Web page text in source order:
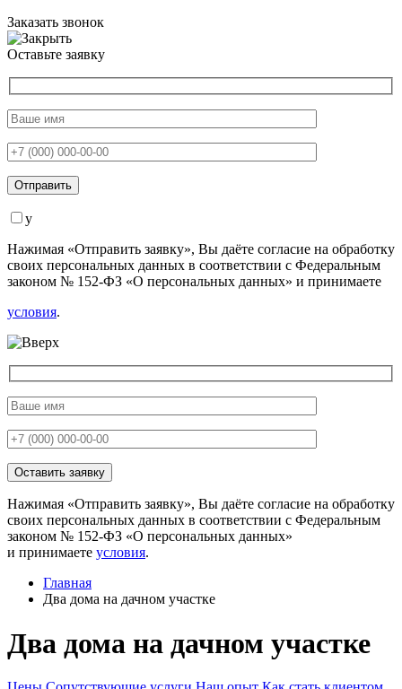
Заказать звонок
Оставьте заявку
y
Нажимая «Отправить заявку», Вы даёте согласие на обработку
своих персональных данных в соответствии с Федеральным
законом № 152-ФЗ «О персональных данных» и принимаете
условия.
Нажимая «Отправить заявку», Вы даёте согласие на обработку
своих персональных данных в соответствии с Федеральным
законом № 152-ФЗ «О персональных данных»
и принимаете условия.
Главная
Два дома на дачном участке
Два дома на дачном участке